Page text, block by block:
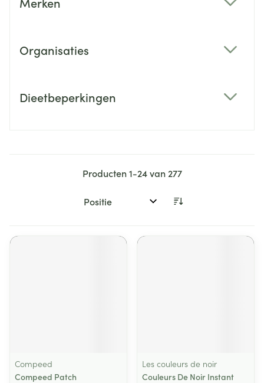
Organisaties
Dieetbeperkingen
Producten1-24van 277
Sorteer op:
Compeed
Compeed Patch
Les couleurs de noir
Couleurs De Noir Instant